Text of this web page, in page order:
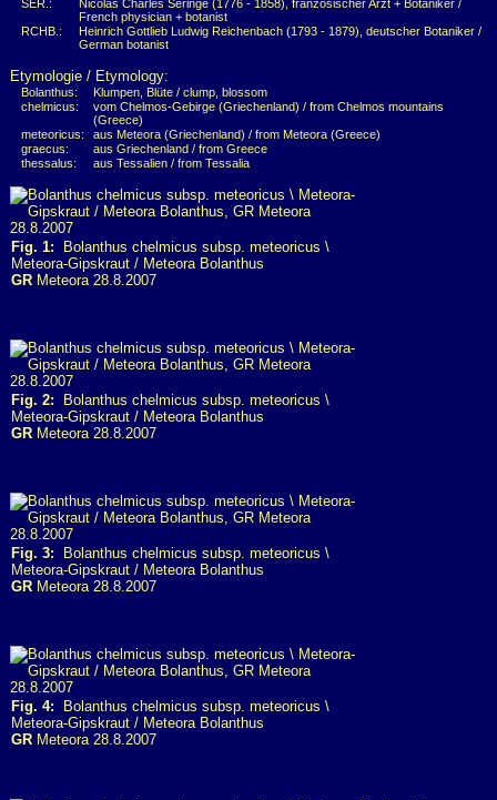
SER.:
Nicolas Charles Seringe (1776 - 1858), französischer Arzt + Botaniker /
French physician + botanist
RCHB.:
Heinrich Gottlieb Ludwig Reichenbach (1793 - 1879), deutscher Botaniker /
German botanist
Etymologie / Etymology:
Bolanthus:
Klumpen, Blüte / clump, blossom
chelmicus:
vom Chelmos-Gebirge (Griechenland) / from Chelmos mountains
(Greece)
meteoricus:
aus Meteora (Griechenland) / from Meteora (Greece)
graecus:
aus Griechenland / from Greece
thessalus:
aus Tessalien / from Tessalia
Fig. 1: Bolanthus chelmicus subsp. meteoricus \
Meteora-Gipskraut / Meteora Bolanthus
GR Meteora 28.8.2007
Fig. 2: Bolanthus chelmicus subsp. meteoricus \
Meteora-Gipskraut / Meteora Bolanthus
GR Meteora 28.8.2007
Fig. 3: Bolanthus chelmicus subsp. meteoricus \
Meteora-Gipskraut / Meteora Bolanthus
GR Meteora 28.8.2007
Fig. 4: Bolanthus chelmicus subsp. meteoricus \
Meteora-Gipskraut / Meteora Bolanthus
GR Meteora 28.8.2007